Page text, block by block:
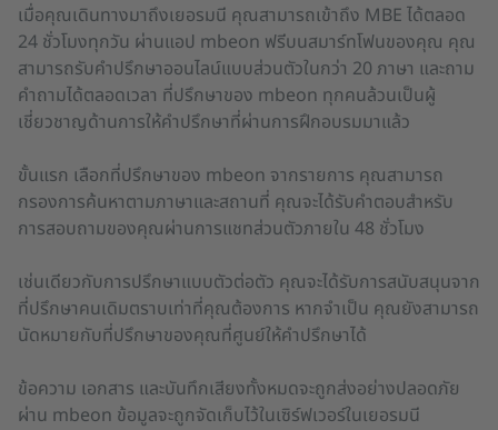
เมื่อคุณเดินทางมาถึงเยอรมนี คุณสามารถเข้าถึง MBE ได้ตลอด
24 ชั่วโมงทุกวัน ผ่านแอป mbeon ฟรีบนสมาร์ทโฟนของคุณ คุณ
สามารถรับคำปรึกษาออนไลน์แบบส่วนตัวในกว่า 20 ภาษา และถาม
คำถามได้ตลอดเวลา ที่ปรึกษาของ mbeon ทุกคนล้วนเป็นผู้
เชี่ยวชาญด้านการให้คำปรึกษาที่ผ่านการฝึกอบรมมาแล้ว
ขั้นแรก เลือกที่ปรึกษาของ mbeon จากรายการ คุณสามารถ
กรองการค้นหาตามภาษาและสถานที่ คุณจะได้รับคำตอบสำหรับ
การสอบถามของคุณผ่านการแชทส่วนตัวภายใน 48 ชั่วโมง
เช่นเดียวกับการปรึกษาแบบตัวต่อตัว คุณจะได้รับการสนับสนุนจาก
ที่ปรึกษาคนเดิมตราบเท่าที่คุณต้องการ หากจำเป็น คุณยังสามารถ
นัดหมายกับที่ปรึกษาของคุณที่ศูนย์ให้คำปรึกษาได้
ข้อความ เอกสาร และบันทึกเสียงทั้งหมดจะถูกส่งอย่างปลอดภัย
ผ่าน mbeon ข้อมูลจะถูกจัดเก็บไว้ในเซิร์ฟเวอร์ในเยอรมนี